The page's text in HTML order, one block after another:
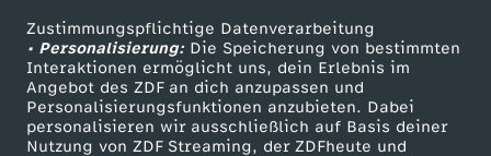
Zustimmungspflichtige Datenverarbeitung
• Personalisierung:Die Speicherung von bestimmten
Interaktionen ermöglicht uns, dein Erlebnis im
Angebot des ZDF an dich anzupassen und
Personalisierungsfunktionen anzubieten. Dabei
personalisieren wir ausschließlich auf Basis deiner
Nutzung von ZDF Streaming, der ZDFheute und
Herunterladen
191 KB (PDF)
Kaffeevariationen von Alessandro Metafune
Herunterladen
99 KB (PDF)